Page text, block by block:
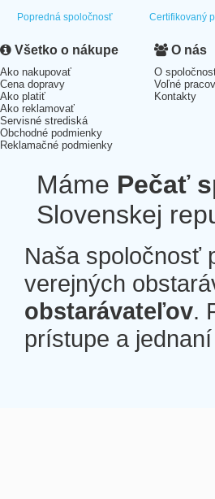
Popredná spoločnosť Certifikovaný
Všetko o nákupe
Ako nakupovať
Cena dopravy
Ako platiť
Ako reklamovať
Servisné strediská
Obchodné podmienky
Reklamačné podmienky
O nás
O
Voľné
Kontakty
Máme Pečať
Slovenskej
Naša spoločnosť
verejných
obstarávateľov.
prístupe a